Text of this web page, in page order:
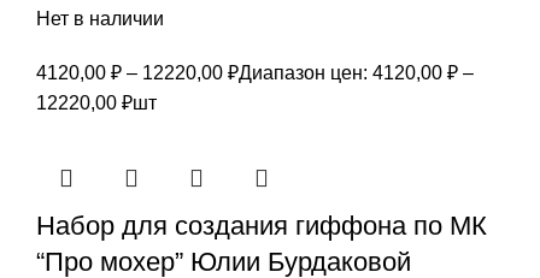
Нет в наличии
4120,00 ₽ – 12220,00 ₽Диапазон цен: 4120,00 ₽ –
12220,00 ₽шт
Набор для создания гиффона по МК
“Про мохер” Юлии Бурдаковой